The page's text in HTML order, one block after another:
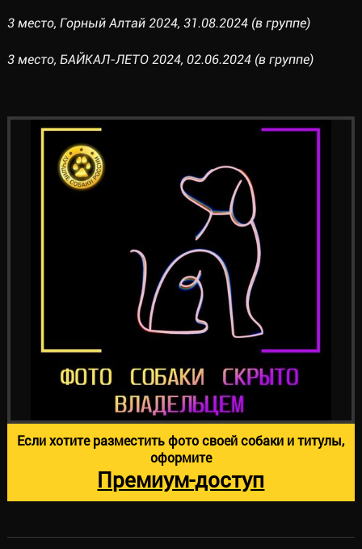
3 место, Горный Алтай 2024, 31.08.2024 (в группе)
3 место, БАЙКАЛ-ЛЕТО 2024, 02.06.2024 (в группе)
Если хотите разместить фото своей собаки и титулы,
оформите
Премиум-доступ